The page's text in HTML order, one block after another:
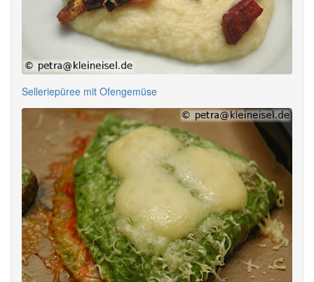
Selleriepüree mit Ofengemüse